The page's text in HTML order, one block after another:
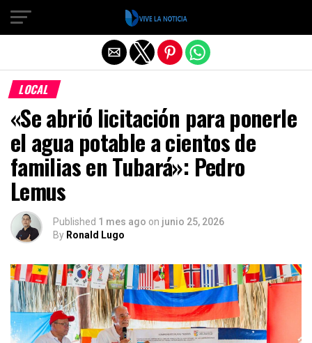
LOCAL
«Se abrió licitación para ponerle
el agua potable a cientos de
familias en Tubará»: Pedro
Lemus
Published 1 mes ago on junio 25, 2026
By Ronald Lugo
Salir de la versión móvil